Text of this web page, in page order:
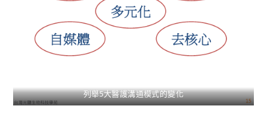
列舉5大醫護溝通模式的變化